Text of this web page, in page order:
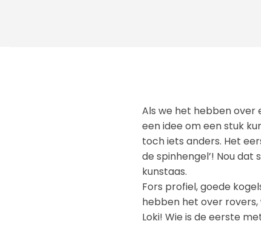
Als we het hebben over
een idee om een stuk
toch iets anders. Het
de spinhengel’! Nou
kunstaas.
Fors profiel, goede
hebben het over
Loki! Wie is de eerste